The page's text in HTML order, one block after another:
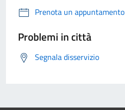
Prenota un appuntamento
Problemi in città
Segnala disservizio